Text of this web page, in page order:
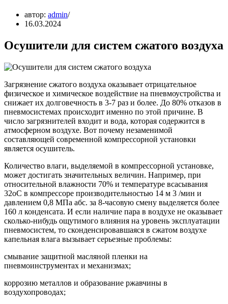
автор: admin
16.03.2024
Осушители для систем сжатого воздуха
Загрязнение сжатого воздуха оказывает отрицательное
физическое и химическое воздействие на пневмоустройства и
снижает их долговечность в 3-7 раз и более. До 80% отказов в
пневмосистемах происходит именно по этой причине. В
число загрязнителей входит и вода, которая содержится в
атмосферном воздухе. Вот почему незаменимой
составляющей современной компрессорной установки
является осушитель.
Количество влаги, выделяемой в компрессорной установке,
может достигать значительных величин. Например, при
относительной влажности 70% и температуре всасывания
32oС в компрессоре производительностью 14 м 3 /мин и
давлением 0,8 МПа абс. за 8-часовую смену выделяется более
160 л конденсата. И если наличие пара в воздухе не оказывает
сколько-нибудь ощутимого влияния на уровень эксплуатации
пневмосистем, то сконденсировавшаяся в сжатом воздухе
капельная влага вызывает серьезные проблемы:
смывание защитной масляной пленки на
пневмоинструментах и механизмах;
коррозию металлов и образование ржавчины в
воздухопроводах;